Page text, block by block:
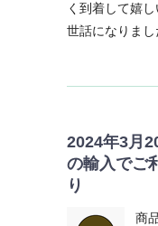
く到着して嬉
世話になりま
2024年3月
の輸入でご
り
商